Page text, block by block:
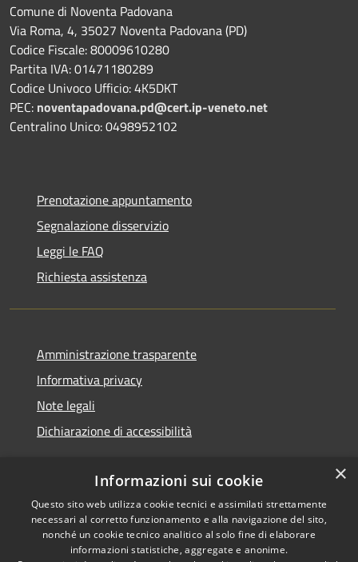
Comune di Noventa Padovana
Via Roma, 4, 35027 Noventa Padovana (PD)
Codice Fiscale: 80009610280
Partita IVA: 01471180289
Codice Univoco Ufficio: 4K5DKT
PEC: noventapadovana.pd@cert.ip-veneto.net
Centralino Unico: 0498952102
Prenotazione appuntamento
Segnalazione disservizio
Leggi le FAQ
Richiesta assistenza
Amministrazione trasparente
Informativa privacy
Note legali
Dichiarazione di accessibilità
RSS
Accessibilità
Copyright © 2026 • Comune di
Noventa Padovana • Powered
byMunicipium•
×
Informazioni sui cookie
Questo sito web utilizza cookie tecnici e assimilati strettamente
necessari al corretto funzionamento e alla navigazione del sito,
nonché un cookie tecnico analitico al solo fine di elaborare
informazioni statistiche, aggregate e anonime.